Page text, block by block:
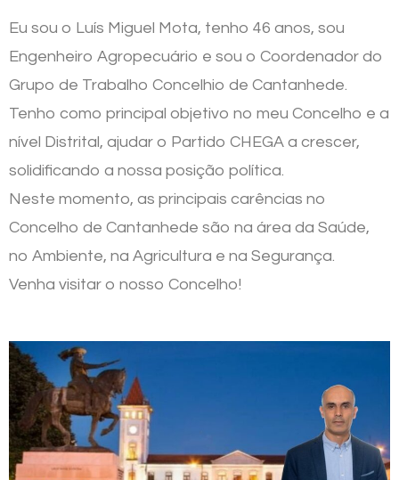
Eu sou o Luís Miguel Mota, tenho 46 anos, sou
Engenheiro Agropecuário e sou o Coordenador do
Grupo de Trabalho Concelhio de Cantanhede.
Tenho como principal objetivo no meu Concelho e a
nível Distrital, ajudar o Partido CHEGA a crescer,
solidificando a nossa posição política.
Neste momento, as principais carências no
Concelho de Cantanhede são na área da Saúde,
no Ambiente, na Agricultura e na Segurança.
Venha visitar o nosso Concelho!